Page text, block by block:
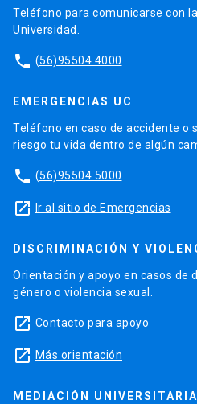
Teléfono para comunicarse con
Universidad.
phone (56)95504 4000
EMERGENCIAS UC
Teléfono en caso de accidente o
riesgo tu vida dentro de algún
phone (56)95504 5000
launch Ir al sitio de Emergencias
DISCRIMINACIÓN Y
Orientación y apoyo en casos de
género o violencia sexual.
launch Contacto para apoyo
launch Más orientación
MEDIACIÓN UNIVERSITARIA